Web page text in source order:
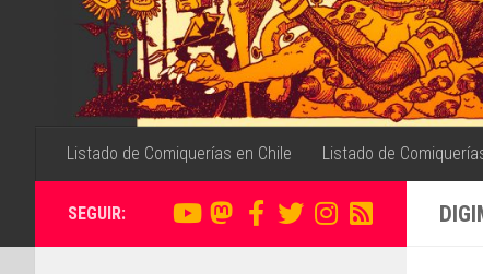
Listado de Comiquerías en Chile Listado de
SEGUIR: